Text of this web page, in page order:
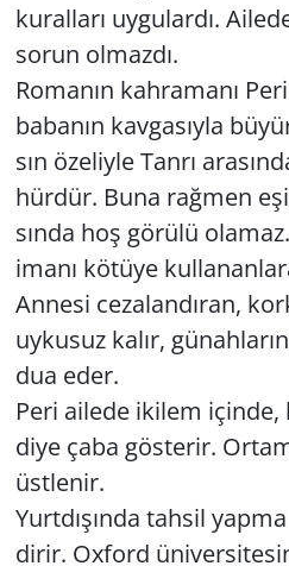
ku­ral­la­rı uy­gu­lar­dı.
sorun ol­maz­dı.
Ro­ma­nın kah­ra­ma­nı
ba­ba­nın kav­ga­sıy­la
sın öze­liy­le Tanrı
hür­dür. Buna rağ­men
sın­da hoş gö­rü­lü
imanı kö­tü­ye
An­ne­si ce­za­lan­dı­ran,
uy­ku­suz kalır,
dua eder.
Peri aile­de iki­lem
diye çaba gös­te­rir.
üst­le­nir.
Yurt­dı­şın­da tah­sil
di­rir. Ox­ford